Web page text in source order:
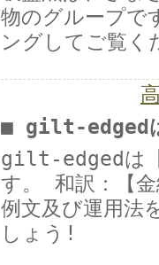
物のグループで
ングしてご覧く
■ gilt-edgedは
gilt-edgedは【
す。 和訳：【
例文及び運用
しょう!